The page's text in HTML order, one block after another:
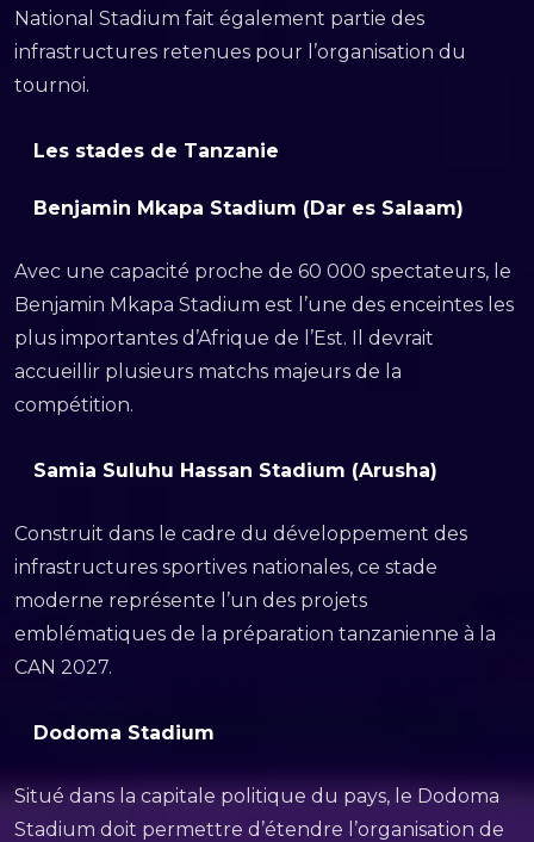
National Stadium fait également partie des
infrastructures retenues pour l’organisation du
tournoi.
Les stades de Tanzanie
Benjamin Mkapa Stadium (Dar es Salaam)
Avec une capacité proche de 60 000 spectateurs, le
Benjamin Mkapa Stadium est l’une des enceintes les
plus importantes d’Afrique de l’Est. Il devrait
accueillir plusieurs matchs majeurs de la
compétition.
Samia Suluhu Hassan Stadium (Arusha)
Construit dans le cadre du développement des
infrastructures sportives nationales, ce stade
moderne représente l’un des projets
emblématiques de la préparation tanzanienne à la
CAN 2027.
Dodoma Stadium
Situé dans la capitale politique du pays, le Dodoma
Stadium doit permettre d’étendre l’organisation de